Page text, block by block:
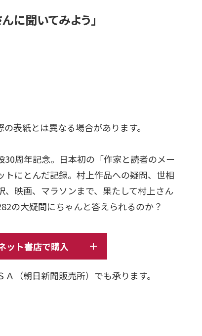
に聞いてみよう」
表紙とは異なる場合があります。
30周年記念。日本初の「作家と読者のメー
トにとんだ記録。村上作品への疑問、世相
、映画、マラソンまで、果たして村上さん
の大疑問にちゃんと答えられるのか？
ット書店で購入
（朝日新聞販売所）でも承ります。